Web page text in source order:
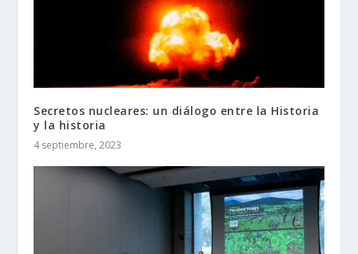
Secretos nucleares: un diálogo entre la Historia
y la historia
4 septiembre, 2023